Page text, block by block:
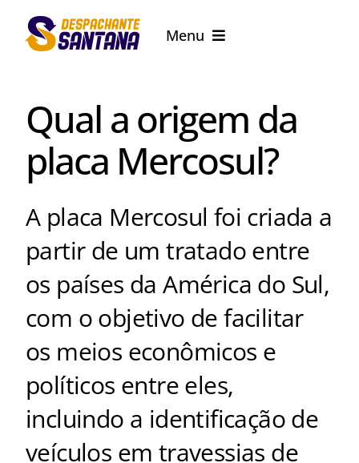
para
Menu
CNH / JURÍDICO
PCD
Notícias
Qual a origem da
placa Mercosul?
A placa Mercosul foi criada a
partir de um tratado entre
os países da América do Sul,
com o objetivo de facilitar
os meios econômicos e
políticos entre eles,
incluindo a identificação de
veículos em travessias de